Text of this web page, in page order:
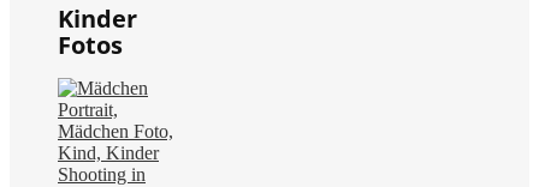
Kinder
Fotos